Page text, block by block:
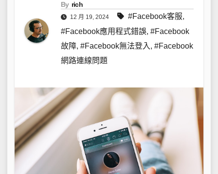
By rich
12 月 19, 2024 #Facebook客服,
#Facebook應用程式錯誤, #Facebook
故障, #Facebook無法登入 , #Facebook
網路連線問題